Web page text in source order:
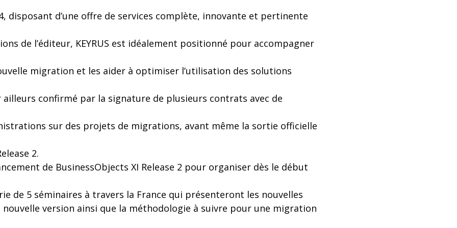
disposant d’une offre de services complète, innovante et pertinente
de l’éditeur, KEYRUS est idéalement positionné pour accompagner
migration et les aider à optimiser l’utilisation des solutions
ailleurs confirmé par la signature de plusieurs contrats avec de
sur des projets de migrations, avant même la sortie officielle
2.
de BusinessObjects XI Release 2 pour organiser dès le début
de 5 séminaires à travers la France qui présenteront les nouvelles
version ainsi que la méthodologie à suivre pour une migration